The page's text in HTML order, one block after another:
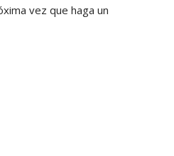
vez que haga un